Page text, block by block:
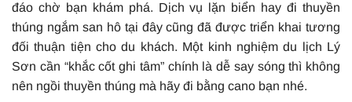
đáo chờ bạn khám phá. Dịch vụ lặn biển hay đi thuyền
thúng ngắm san hô tại đây cũng đã được triển khai tương
đối thuận tiện cho du khách. Một kinh nghiệm du lịch Lý
Sơn cần “khắc cốt ghi tâm” chính là dễ say sóng thì không
nên ngồi thuyền thúng mà hãy đi bằng cano bạn nhé.